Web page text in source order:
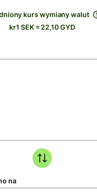
kurs wymiany walut
kr1 SEK = 22,10 GYD
na